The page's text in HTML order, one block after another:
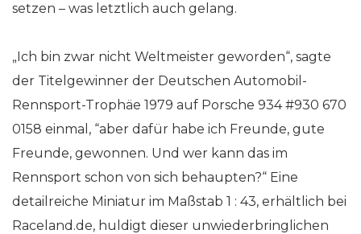
setzen – was letztlich auch gelang.
„Ich bin zwar nicht Weltmeister geworden“, sagte
der Titelgewinner der Deutschen Automobil-
Rennsport-Trophäe 1979 auf Porsche 934 #930 670
0158 einmal, “aber dafür habe ich Freunde, gute
Freunde, gewonnen. Und wer kann das im
Rennsport schon von sich behaupten?“ Eine
detailreiche Miniatur im Maßstab 1 : 43, erhältlich bei
Raceland.de, huldigt dieser unwiederbringlichen